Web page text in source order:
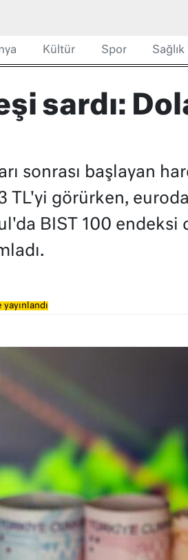
Kültür Spor Sağlık
sardı:
sonrası başlayan
görürken,
BIST 100
yayınlandı